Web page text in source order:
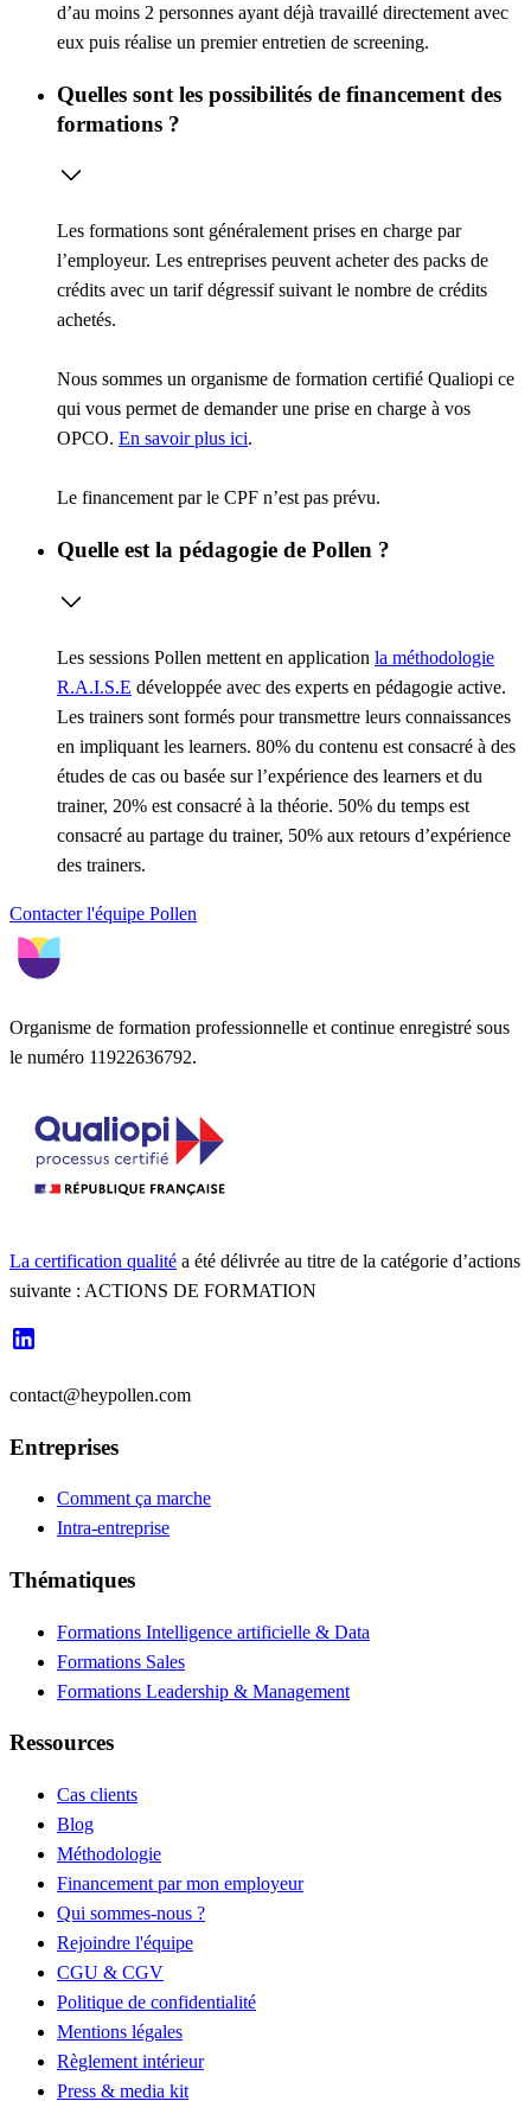
d’au moins 2 personnes ayant déjà travaillé directement avec
eux puis réalise un premier entretien de screening.
Quelles sont les possibilités de financement des
formations ?
Les formations sont généralement prises en charge par
l’employeur. Les entreprises peuvent acheter des packs de
crédits avec un tarif dégressif suivant le nombre de crédits
achetés.
Nous sommes un organisme de formation certifié Qualiopi ce
qui vous permet de demander une prise en charge à vos
OPCO. En savoir plus ici.
Le financement par le CPF n’est pas prévu.
Quelle est la pédagogie de Pollen ?
Les sessions Pollen mettent en application la méthodologie
R.A.I.S.E développée avec des experts en pédagogie active.
Les trainers sont formés pour transmettre leurs connaissances
en impliquant les learners. 80% du contenu est consacré à des
études de cas ou basée sur l’expérience des learners et du
trainer, 20% est consacré à la théorie. 50% du temps est
consacré au partage du trainer, 50% aux retours d’expérience
des trainers.
Contacter l'équipe Pollen
Organisme de formation professionnelle et continue enregistré sous
le numéro 11922636792.
La certification qualité a été délivrée au titre de la catégorie d’actions
suivante : ACTIONS DE FORMATION
contact@heypollen.com
Entreprises
Comment ça marche
Intra-entreprise
Thématiques
Formations Intelligence artificielle & Data
Formations Sales
Formations Leadership & Management
Ressources
Cas clients
Blog
Méthodologie
Financement par mon employeur
Qui sommes-nous ?
Rejoindre l'équipe
CGU & CGV
Politique de confidentialité
Mentions légales
Règlement intérieur
Press & media kit